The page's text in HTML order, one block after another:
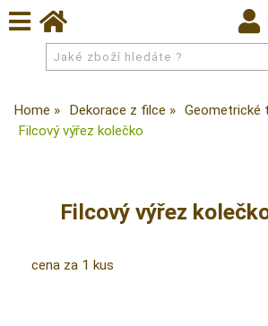
Home Dekorace z filce
Geometrické
Filcový výřez kolečko
Filcový výřez
cena za 1 kus